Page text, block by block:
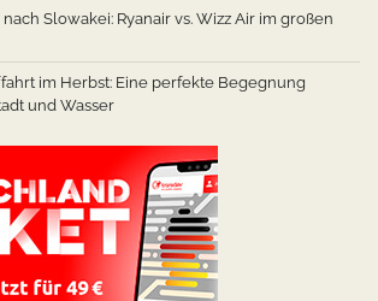
Slowakei: Ryanair vs. Wizz Air im großen
im Herbst: Eine perfekte Begegnung
und Wasser